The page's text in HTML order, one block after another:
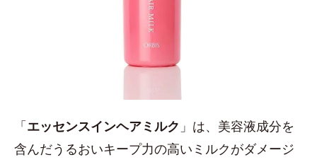
「エッセンスインヘアミルク 」は、美容液成分を
含んだうるおいキープ力の高いミルクがダメージ